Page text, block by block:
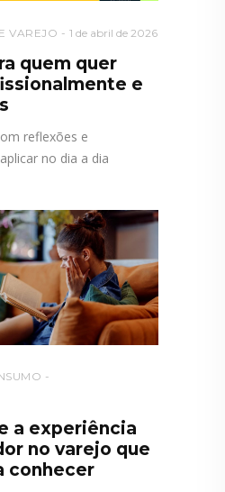
VAREJO 1 de abril de 2026
quem quer
e
reflexões e
no dia a dia
a experiência
no varejo que
conhecer